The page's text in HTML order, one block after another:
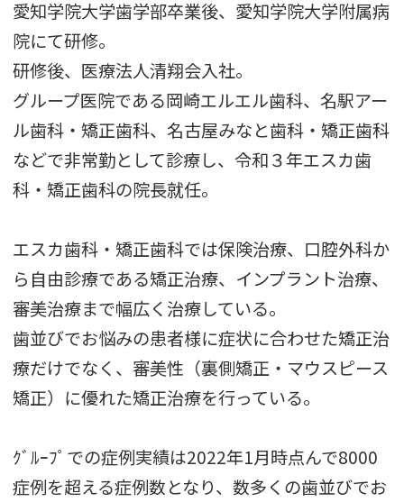
愛知学院大学歯学部卒業後、愛知学院大学附属病
院にて研修。
研修後、医療法人清翔会入社。
グループ医院である岡崎エルエル歯科、名駅アー
ル歯科・矯正歯科、名古屋みなと歯科・矯正歯科
などで非常勤として診療し、令和３年エスカ歯
科・矯正歯科の院長就任。
エスカ歯科・矯正歯科では保険治療、口腔外科か
ら自由診療である矯正治療、インプラント治療、
審美治療まで幅広く治療している。
歯並びでお悩みの患者様に症状に合わせた矯正治
療だけでなく、審美性（裏側矯正・マウスピース
矯正）に優れた矯正治療を行っている。
ｸﾞﾙｰﾌﾟでの症例実績は2022年1月時点んで8000
症例を超える症例数となり、数多くの歯並びでお